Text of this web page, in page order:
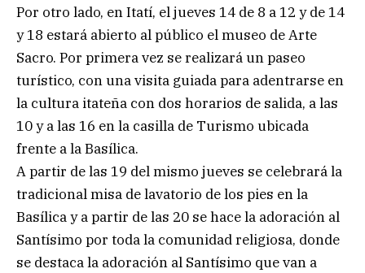
Por otro lado, en Itatí, el jueves 14 de 8 a 12 y de 14
y 18 estará abierto al público el museo de Arte
Sacro. Por primera vez se realizará un paseo
turístico, con una visita guiada para adentrarse en
la cultura itateña con dos horarios de salida, a las
10 y a las 16 en la casilla de Turismo ubicada
frente a la Basílica.
A partir de las 19 del mismo jueves se celebrará la
tradicional misa de lavatorio de los pies en la
Basílica y a partir de las 20 se hace la adoración al
Santísimo por toda la comunidad religiosa, donde
se destaca la adoración al Santísimo que van a